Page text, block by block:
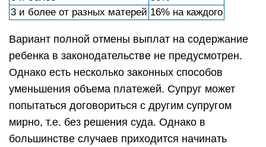
3 и более от разных матерей 16% на каждого
Вариант полной отмены выплат на содержание
ребенка в законодательстве не предусмотрен.
Однако есть несколько законных способов
уменьшения объема платежей. Супруг может
попытаться договориться с другим супругом
мирно, т.е. без решения суда. Однако в
большинстве случаев приходится начинать